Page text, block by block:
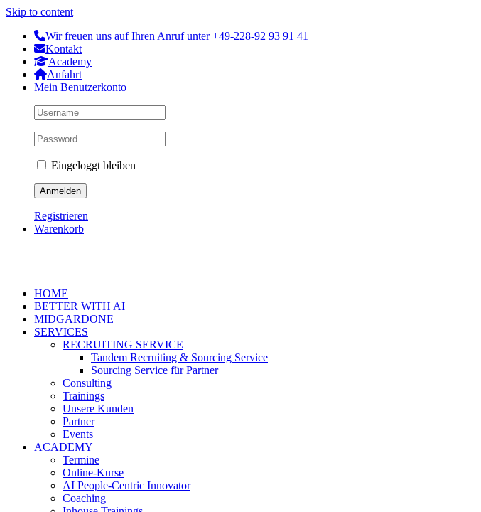
Skip to content
Wir freuen uns auf Ihren Anruf unter +49-228-92 93 91 41
Kontakt
Academy
Anfahrt
Mein Benutzerkonto
Eingeloggt bleiben
Registrieren
Warenkorb
HOME
BETTER WITH AI
MIDGARDONE
SERVICES
RECRUITING SERVICE
Tandem Recruiting & Sourcing Service
Sourcing Service für Partner
Consulting
Trainings
Unsere Kunden
Partner
Events
ACADEMY
Termine
Online-Kurse
AI People-Centric Innovator
Coaching